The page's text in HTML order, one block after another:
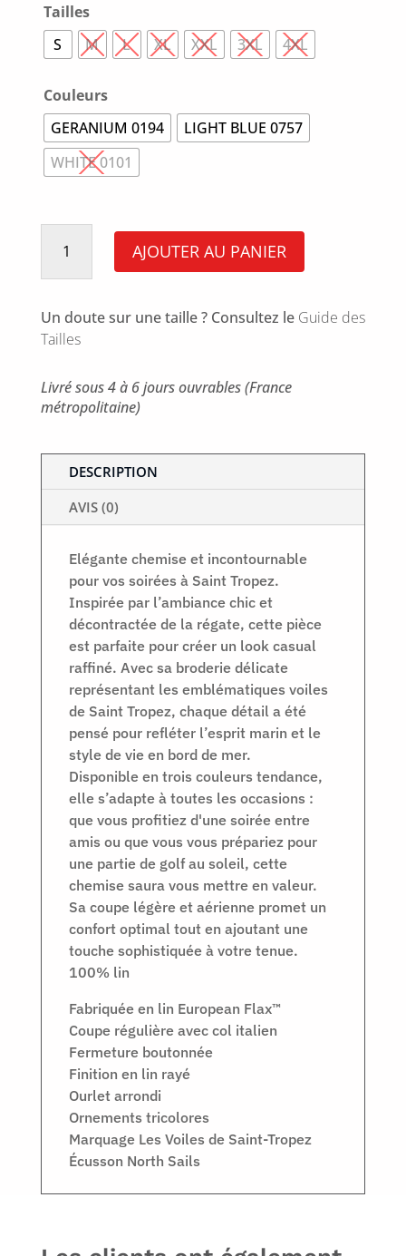
Tailles
S
M L XL XXL 3XL 4XL
Couleurs
GERANIUM 0194
LIGHT BLUE 0757
WHITE 0101
quantité
Chemise AJOUTER AU PANIER
Un doute sur une taille ? Consultez le Guide des
Tailles
Livré sous 4 à 6 jours ouvrables (France
métropolitaine)
DESCRIPTION
AVIS (0)
Elégante chemise et incontournable
pour vos soirées à Saint Tropez.
Inspirée par l’ambiance chic et
décontractée de la régate, cette pièce
est parfaite pour créer un look casual
raffiné. Avec sa broderie délicate
représentant les emblématiques voiles
de Saint Tropez, chaque détail a été
pensé pour refléter l’esprit marin et le
style de vie en bord de mer.
Disponible en trois couleurs tendance,
elle s’adapte à toutes les occasions :
que vous profitiez d'une soirée entre
amis ou que vous vous prépariez pour
une partie de golf au soleil, cette
chemise saura vous mettre en valeur.
Sa coupe légère et aérienne promet un
confort optimal tout en ajoutant une
touche sophistiquée à votre tenue.
100% lin
Fabriquée en lin European Flax™
Coupe régulière avec col italien
Fermeture boutonnée
Finition en lin rayé
Ourlet arrondi
Ornements tricolores
Marquage Les Voiles de Saint-Tropez
Écusson North Sails